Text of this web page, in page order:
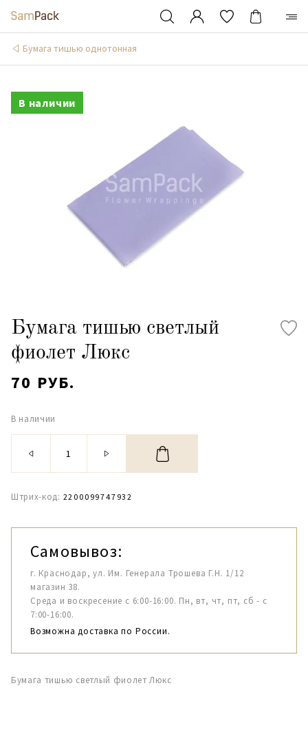
Бумага тишью однотонная
В наличии
Бумага тишью светлый
фиолет Люкс
70 РУБ.
В наличии
Штрих-код: 2200099747932
Самовывоз:
г. Краснодар, ул. Им. Генерала Трошева Г.Н. 1/12
магазин 38.
Среда и воскресение с 6:00-16:00. Пн, вт, чт, пт, сб - с
7:00-16:00.
Возможна доставка по России.
Бумага тишью светлый фиолет Люкс